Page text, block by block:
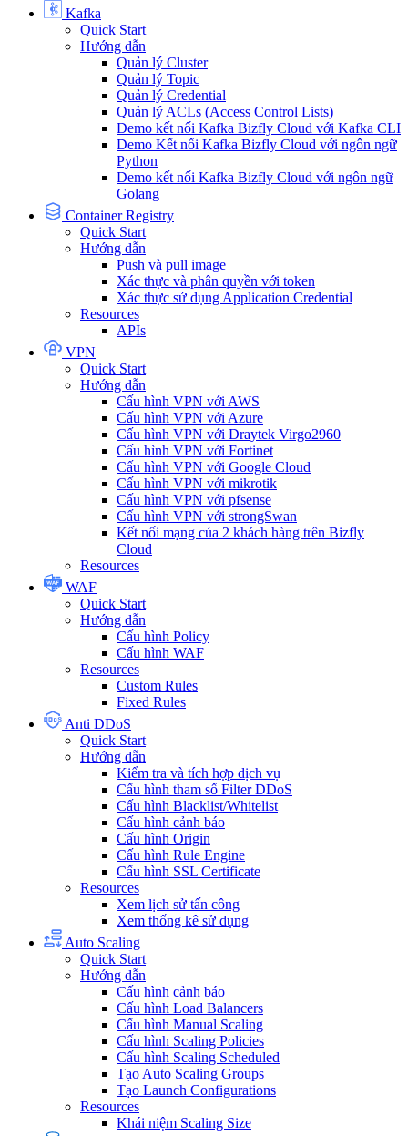
Kafka
Quick Start
Hướng dẫn
Quản lý Cluster
Quản lý Topic
Quản lý Credential
Quản lý ACLs (Access Control Lists)
Demo kết nối Kafka Bizfly Cloud với Kafka CLI
Demo Kết nối Kafka Bizfly Cloud với ngôn ngữ
Python
Demo kết nối Kafka Bizfly Cloud với ngôn ngữ
Golang
Container Registry
Quick Start
Hướng dẫn
Push và pull image
Xác thực và phân quyền với token
Xác thực sử dụng Application Credential
Resources
APIs
VPN
Quick Start
Hướng dẫn
Cấu hình VPN với AWS
Cấu hình VPN với Azure
Cấu hình VPN với Draytek Virgo2960
Cấu hình VPN với Fortinet
Cấu hình VPN với Google Cloud
Cấu hình VPN với mikrotik
Cấu hình VPN với pfsense
Cấu hình VPN với strongSwan
Kết nối mạng của 2 khách hàng trên Bizfly
Cloud
Resources
WAF
Quick Start
Hướng dẫn
Cấu hình Policy
Cấu hình WAF
Resources
Custom Rules
Fixed Rules
Anti DDoS
Quick Start
Hướng dẫn
Kiểm tra và tích hợp dịch vụ
Cấu hình tham số Filter DDoS
Cấu hình Blacklist/Whitelist
Cấu hình cảnh báo
Cấu hình Origin
Cấu hình Rule Engine
Cấu hình SSL Certificate
Resources
Xem lịch sử tấn công
Xem thống kê sử dụng
Auto Scaling
Quick Start
Hướng dẫn
Cấu hình cảnh báo
Cấu hình Load Balancers
Cấu hình Manual Scaling
Cấu hình Scaling Policies
Cấu hình Scaling Scheduled
Tạo Auto Scaling Groups
Tạo Launch Configurations
Resources
Khái niệm Scaling Size